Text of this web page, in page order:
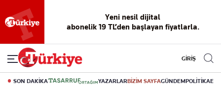
okuma
deneyimi
dijital arşiv
Akıllı haber
asistanı
Eski gazeteleri
indirme
canlı soru
cevap
GİRİŞ
SON DAKİKA YAZARLARBİZİM SAYFAGÜNDEMPOLİTİKA